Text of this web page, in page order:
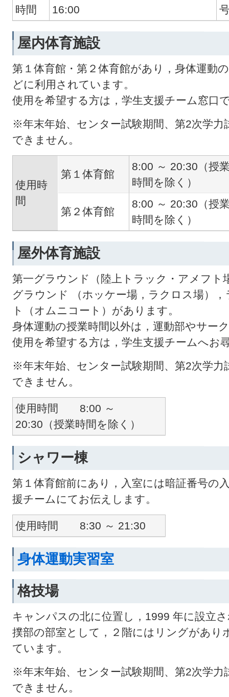
時間
16:00
屋内体育施設
第１体育館・第２体育館があり，身体運動
どに利用されています。
使用を希望する方は，学生支援チーム窓口
※年末年始、センター試験期間、第2次学力
できません。
使用時
間
第１体育館
8:00 ～ 20:30（授
時間を除く）
第２体育館
8:00 ～ 20:30（授
時間を除く）
屋外体育施設
第一グラウンド（陸上トラック・アメフト
グラウンド （ホッケー場，ラクロス場）
ト（オムニコート）があります。
身体運動の授業時間以外は，運動部やサー
使用を希望する方は，学生支援チームへお
※年末年始、センター試験期間、第2次学力
できません。
使用時間 8:00 ～
20:30（授業時間を除く）
シャワー棟
第１体育館前にあり，入室には暗証番号の
援チームにてお伝えします。
使用時間 8:30 ～ 21:30
身体運動実習室
格技場
キャンパスの北に位置し，1999 年に設立
撲部の部室として，２階にはリングがあり
ています。
※年末年始、センター試験期間、第2次学力
できません。